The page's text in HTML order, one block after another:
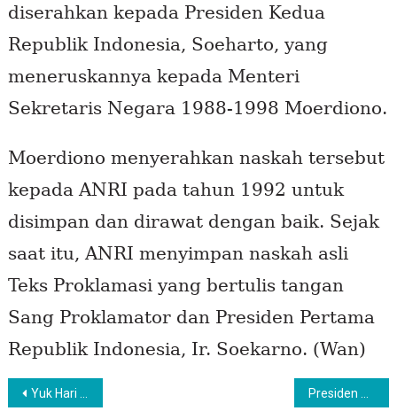
diserahkan kepada Presiden Kedua
Republik Indonesia, Soeharto, yang
meneruskannya kepada Menteri
Sekretaris Negara 1988-1998 Moerdiono.
Moerdiono menyerahkan naskah tersebut
kepada ANRI pada tahun 1992 untuk
disimpan dan dirawat dengan baik. Sejak
saat itu, ANRI menyimpan naskah asli
Teks Proklamasi yang bertulis tangan
Sang Proklamator dan Presiden Pertama
Republik Indonesia, Ir. Soekarno. (Wan)
Navigasi
Yuk Hari Ini Ikut Detik-detik Proklamasi Pada Pukul 10.17 WIB